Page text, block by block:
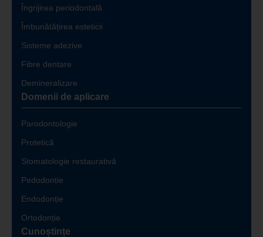
Îngrijirea periodontală
Îmbunătățirea esteticii
Sisteme adezive
Fibre dentare
Demineralizare
Domenii de aplicare
Parodontologie
Protetică
Stomatologie restaurativă
Pedodonție
Endodonție
Ortodonție
Cunoștințe